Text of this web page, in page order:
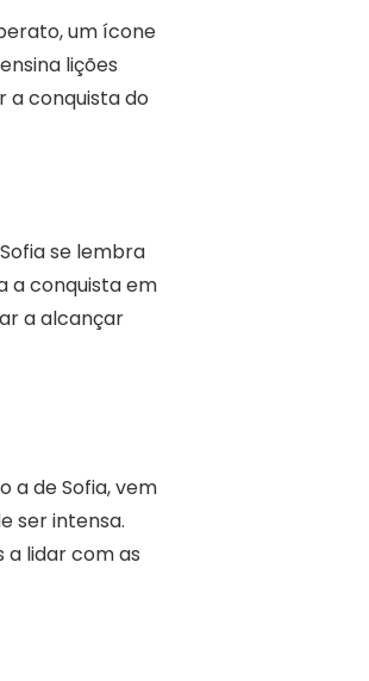
um ícone
lições
a conquista do
se lembra
a conquista em
a alcançar
a de Sofia, vem
ser intensa.
a lidar com as